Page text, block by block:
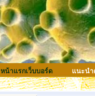
หน้าแรกเว็บบอร์ด แนะนำ